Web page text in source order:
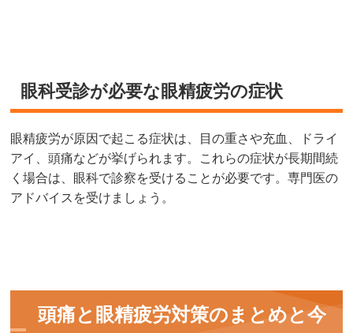
眼科受診が必要な眼精疲労の症状
眼精疲労が原因で起こる症状は、目の重さや充血、ドライ
アイ、頭痛などが挙げられます。これらの症状が長期間続
く場合は、眼科で診察を受けることが必要です。専門医の
アドバイスを受けましょう。
頭痛と眼精疲労対策のまとめと今